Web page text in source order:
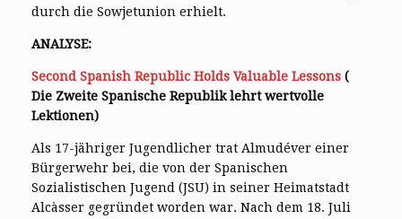
durch die Sowjetunion erhielt.
ANALYSE:
Second Spanish Republic Holds Valuable Lessons (
Die Zweite Spanische Republik lehrt wertvolle
Lektionen)
Als 17-jähriger Jugendlicher trat Almudéver einer
Bürgerwehr bei, die von der Spanischen
Sozialistischen Jugend (JSU) in seiner Heimatstadt
Alcàsser gegründet worden war. Nach dem 18. Juli